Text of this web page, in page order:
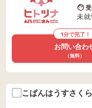
未
1分で完了！
お問い合わ
（無料）
こぱんはうすさく